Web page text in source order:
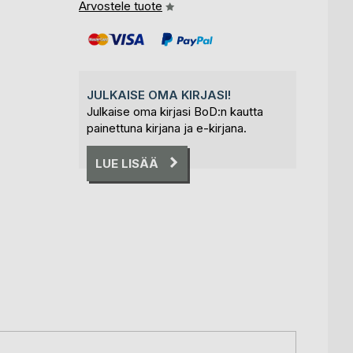
Arvostele tuote
JULKAISE OMA KIRJASI!
Julkaise oma kirjasi BoD:n kautta
painettuna kirjana ja e-kirjana.
LUE LISÄÄ